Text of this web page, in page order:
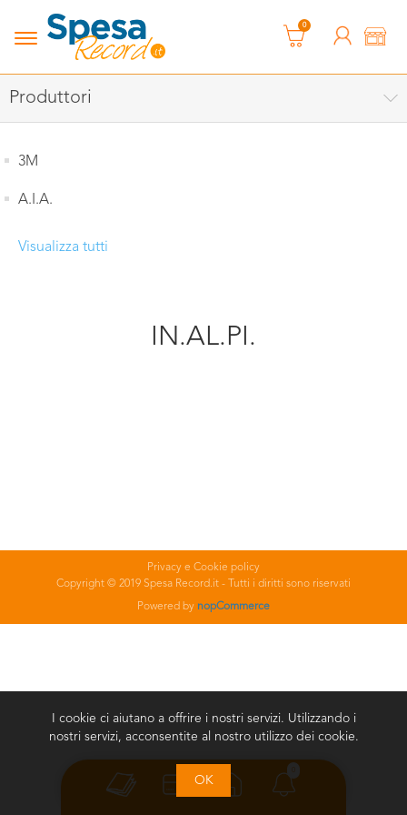
0
Produttori
3M
A.I.A.
Visualizza tutti
IN.AL.PI.
Privacy e Cookie policy
Copyright © 2019 Spesa Record.it - Tutti i diritti sono riservati
Powered by nopCommerce
I cookie ci aiutano a offrire i nostri servizi. Utilizzando i
nostri servizi, acconsentite al nostro utilizzo dei cookie.
OK